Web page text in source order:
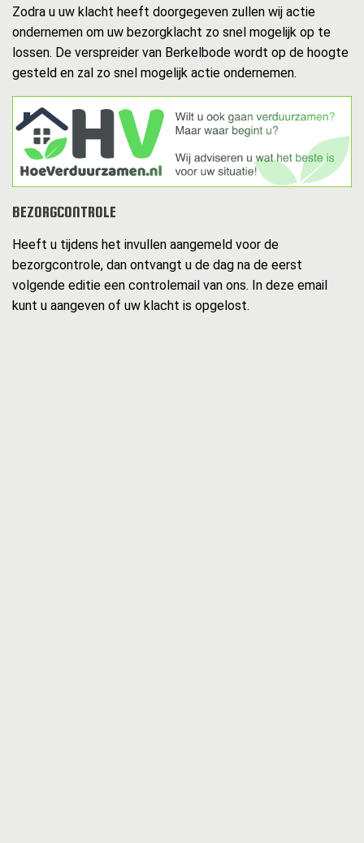
Zodra u uw klacht heeft doorgegeven zullen wij actie
ondernemen om uw bezorgklacht zo snel mogelijk op te
lossen. De verspreider van Berkelbode wordt op de hoogte
gesteld en zal zo snel mogelijk actie ondernemen.
BEZORGCONTROLE
Heeft u tijdens het invullen aangemeld voor de
bezorgcontrole, dan ontvangt u de dag na de eerst
volgende editie een controlemail van ons. In deze email
kunt u aangeven of uw klacht is opgelost.